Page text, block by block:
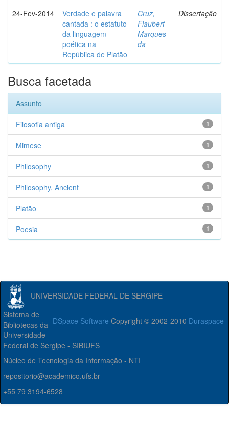
24-Fev-2014
Verdade e palavra
cantada : o estatuto
da linguagem
poética na
República de Platão
Cruz,
Flaubert
Marques
da
Dissertação
Busca facetada
Assunto
1
Filosofia antiga
1
Mimese
1
Philosophy
1
Philosophy, Ancient
1
Platão
1
Poesia
UNIVERSIDADE FEDERAL DE SERGIPE
DSpace Software Copyright © 2002-2010 Duraspace
Sistema de
Bibliotecas da
Universidade
Federal de Sergipe - SIBIUFS
Núcleo de Tecnologia da Informação - NTI
repositorio@academico.ufs.br
+55 79 3194-6528